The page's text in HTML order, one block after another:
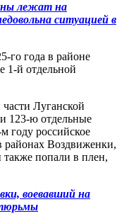
лежат на
ситуацией в
го года в районе
1-й отдельной
Луганской
123-ю отдельные
году российское
районах Воздвиженки,
также попали в плен,
воевавший на